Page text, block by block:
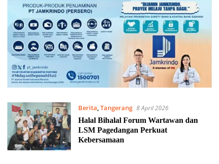
Berita,Tangerang 8 April 2026
Halal Bihalal Forum Wartawan dan
LSM Pagedangan Perkuat
Kebersamaan